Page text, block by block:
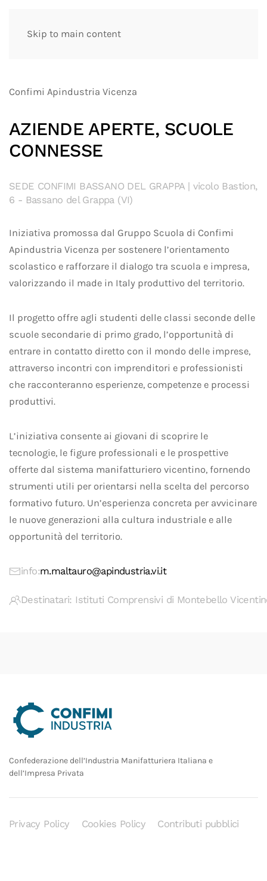
Skip to main content
Confimi Apindustria Vicenza
AZIENDE APERTE, SCUOLE
CONNESSE
SEDE CONFIMI BASSANO DEL GRAPPA | vicolo Bastion,
6 - Bassano del Grappa (VI)
Iniziativa promossa dal Gruppo Scuola di Confimi
Apindustria Vicenza per sostenere l’orientamento
scolastico e rafforzare il dialogo tra scuola e impresa,
valorizzando il made in Italy produttivo del territorio.
Il progetto offre agli studenti delle classi seconde delle
scuole secondarie di primo grado, l’opportunità di
entrare in contatto diretto con il mondo delle imprese,
attraverso incontri con imprenditori e professionisti
che racconteranno esperienze, competenze e processi
produttivi.
L’iniziativa consente ai giovani di scoprire le
tecnologie, le figure professionali e le prospettive
offerte dal sistema manifatturiero vicentino, fornendo
strumenti utili per orientarsi nella scelta del percorso
formativo futuro. Un’esperienza concreta per avvicinare
le nuove generazioni alla cultura industriale e alle
opportunità del territorio.
info:m.maltauro@apindustria.vi.it
Destinatari: Istituti Comprensivi di Montebello
Confederazione dell’Industria Manifatturiera Italiana e
dell’Impresa Privata
Privacy Policy Cookies Policy Contributi pubblici